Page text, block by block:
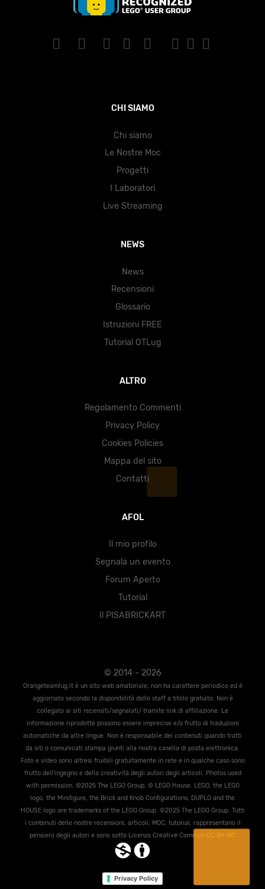
CHI SIAMO
Chi siamo
Le Nostre Moc
Progetti
I Laboratori
Live Streaming
NEWS
News
Recensioni
Glossario
Istruzioni FREE
Tutorial OTLug
ALTRO
Regolamento Commenti
Privacy Policy
Cookies Policies
Mappa del sito
Contatti
AFOL
Il mio profilo
Segnala un evento
Forum Aperto
Tutorial
Il PISABRICKART
© 2014 - 2026
Orangeteamlug.it è un sito web amatoriale, non ha carattere periodico ed è
aggiornato secondo la disponibilità dello staff a titolo gratuito. Non è
collegato ai siti recensiti/segnalati/ tramite link di affiliazione. Le
informazione riprodotte possono essere imprecise e/o frutto di traduzioni
automatiche da altre lingue. Non è responsabile dei contenuti quando tratti
da siti o comunicati stampa giunti alla nostra casella di posta elettronica.
Foto e video sono altresi fruibili gratuitamente in rete e in qualche caso sono
frutto dell'ingegno e della creatività degli autori degli articoli. Photos used
with permission. ©2025 The LEGO Group. © LEGO House. LEGO, the LEGO
logo, the Miniﬁgure, the Brick and Knob Conﬁgurations, DUPLO and the
HOUSE logo are trademarks of the LEGO Group. ©2025 The LEGO Group. Tutti
i contenuti delle nostre recensioni, articoli, MOC, tutorial, rappresentano il
pensiero degli autori e sono sotto Licenza Creative Common CC BY-NC
Privacy Policy